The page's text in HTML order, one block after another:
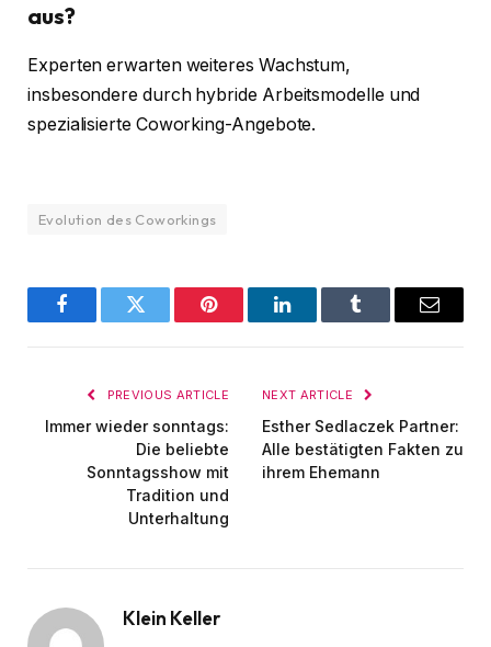
aus?
Experten erwarten weiteres Wachstum,
insbesondere durch hybride Arbeitsmodelle und
spezialisierte Coworking-Angebote.
Evolution des Coworkings
FacebookTwitter Pinterest LinkedInTumblr Email
PREVIOUS ARTICLE
Immer wieder sonntags:
Die beliebte
Sonntagsshow mit
Tradition und
Unterhaltung
NEXT ARTICLE
Esther Sedlaczek Partner:
Alle bestätigten Fakten zu
ihrem Ehemann
Klein Keller